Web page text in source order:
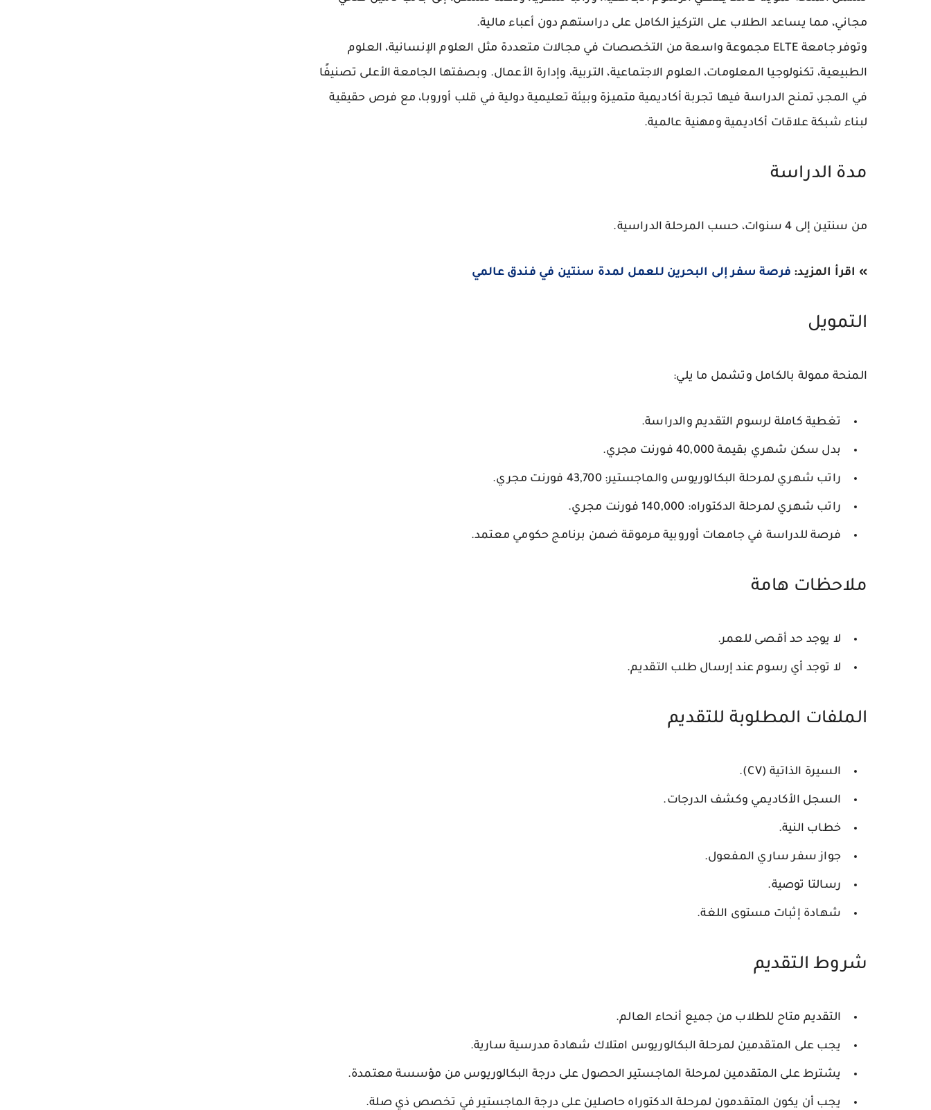
مجاني، مما يساعد الطلاب على التركيز الكامل على دراستهم دون أعباء مالية.
وتوفر جامعة ELTE مجموعة واسعة من التخصصات في مجالات متعددة مثل العلوم الإنسانية، العلوم
الطبيعية، تكنولوجيا المعلومات، العلوم الاجتماعية، التربية، وإدارة الأعمال. وبصفتها الجامعة الأعلى تصنيفًا
في المجر، تمنح الدراسة فيها تجربة أكاديمية متميزة وبيئة تعليمية دولية في قلب أوروبا، مع فرص حقيقية
لبناء شبكة علاقات أكاديمية ومهنية عالمية.
مدة الدراسة
من سنتين إلى 4 سنوات، حسب المرحلة الدراسية.
» اقرأ المزيد: فرصة سفر إلى البحرين للعمل لمدة سنتين في فندق عالمي
التمويل
المنحة ممولة بالكامل وتشمل ما يلي:
تغطية كاملة لرسوم التقديم والدراسة.
بدل سكن شهري بقيمة 40,000 فورنت مجري .
راتب شهري لمرحلة البكالوريوس والماجستير:43,700 فورنت مجري .
راتب شهري لمرحلة الدكتوراه: 140,000 فورنت مجري .
فرصة للدراسة في جامعات أوروبية مرموقة ضمن برنامج حكومي معتمد.
ملاحظات هامة
لا يوجد حد أقصى للعمر.
لا توجد أي رسوم عند إرسال طلب التقديم.
الملفات المطلوبة للتقديم
السيرة الذاتية (CV).
السجل الأكاديمي وكشف الدرجات.
خطاب النية.
جواز سفر ساري المفعول.
رسالتا توصية.
شهادة إثبات مستوى اللغة.
شروط التقديم
التقديم متاح للطلاب من جميع أنحاء العالم.
يجب على المتقدمين لمرحلة البكالوريوس امتلاك شهادة مدرسية سارية.
يشترط على المتقدمين لمرحلة الماجستير الحصول على درجة البكالوريوس من مؤسسة معتمدة.
يجب أن يكون المتقدمون لمرحلة الدكتوراه حاصلين على درجة الماجستير في تخصص ذي صلة.